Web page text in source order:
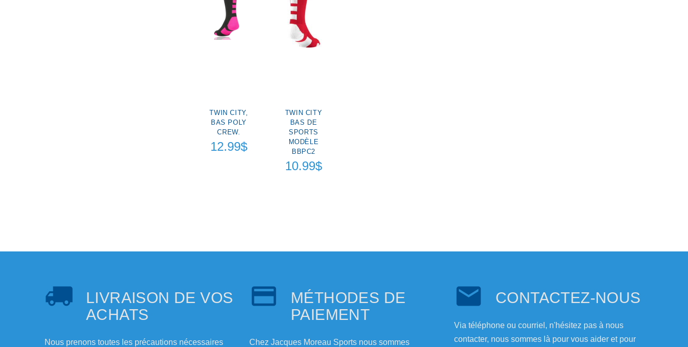
TWIN CITY,
BAS POLY
CREW.
12.99$
TWIN CITY
BAS DE
SPORTS
MODÈLE
BBPC2
10.99$
LIVRAISON DE VOS
ACHATS
Nous prenons toutes les précautions nécessaires
MÉTHODES DE
PAIEMENT
Chez Jacques Moreau Sports nous sommes
CONTACTEZ-NOUS
Via téléphone ou courriel, n'hésitez pas à nous
contacter, nous sommes là pour vous aider et pour